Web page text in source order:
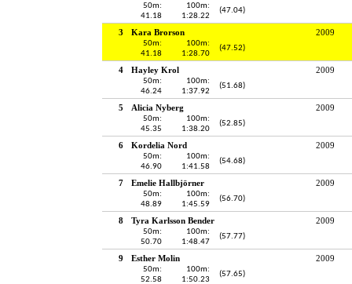
50m:
41.18
100m:
1:28.22
(47.04)
3 Kara Brorson 2009
50m:
41.18
100m:
1:28.70
(47.52)
4 Hayley Krol 2009
50m:
46.24
100m:
1:37.92
(51.68)
5 Alicia Nyberg 2009
50m:
45.35
100m:
1:38.20
(52.85)
6 Kordelia Nord 2009
50m:
46.90
100m:
1:41.58
(54.68)
7 Emelie Hallbjörner 2009
50m:
48.89
100m:
1:45.59
(56.70)
8 Tyra Karlsson Bender 2009
50m:
50.70
100m:
1:48.47
(57.77)
9 Esther Molin 2009
50m:
52.58
100m:
1:50.23
(57.65)